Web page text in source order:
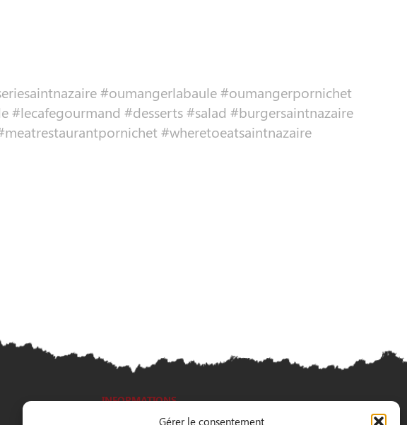
Gérer le consentement
#oumangerlabaule #oumangerpornichet
#desserts #salad #burgersaintnazaire
#wheretoeatsaintnazaire
INFORMATIONS